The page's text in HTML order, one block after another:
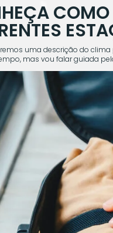
COMO
uma descrição do
mas vou falar guiada